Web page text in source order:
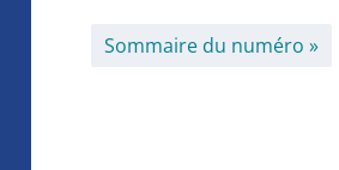
Sommaire du numéro